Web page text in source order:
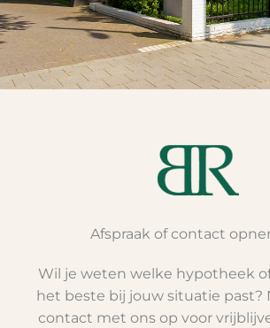
Afspraak of contact
Wil je weten welke hypotheek
het beste bij jouw situatie past?
contact met ons op voor